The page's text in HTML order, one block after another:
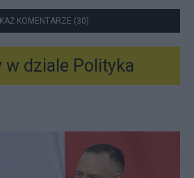
KOMENTARZE (30)
w dziale Polityka